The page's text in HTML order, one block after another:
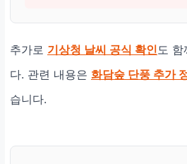
추가로 기상청 날씨 공식 확인도 함
다. 관련 내용은 화담숲 단풍 추가
습니다.